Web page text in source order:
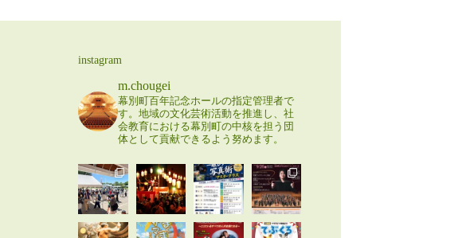
instagram
m.chougei
幕別町百年記念ホールの指定管理者で
す。地域の文化芸術活動を推進し、社
会教育における幕別町の中核を担う団
体として貢献できるよう努めます。